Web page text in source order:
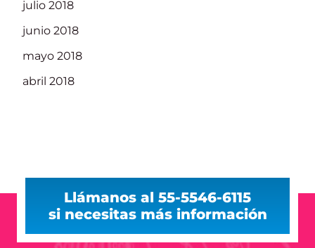
julio 2018
junio 2018
mayo 2018
abril 2018
Llámanos al 55-5546-6115
si necesitas más información